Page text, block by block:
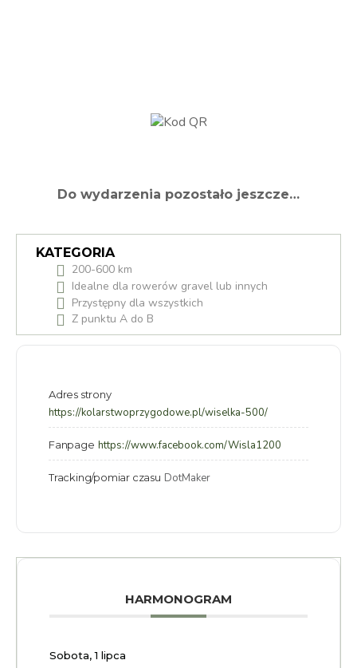
Do wydarzenia pozostało jeszcze…
KATEGORIA
200-600 km
Idealne dla rowerów gravel lub innych
Przystępny dla wszystkich
Z punktu A do B
Adres strony
https://kolarstwoprzygodowe.pl/wiselka-500/
Fanpage https://www.facebook.com/Wisla1200
Tracking/pomiar czasu DotMaker
HARMONOGRAM
Sobota, 1 lipca